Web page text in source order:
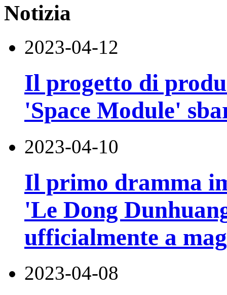
Notizia
2023-04-12
Il progetto di
'Space Module'
2023-04-10
Il primo dramma
'Le Dong
ufficialmente a
2023-04-08